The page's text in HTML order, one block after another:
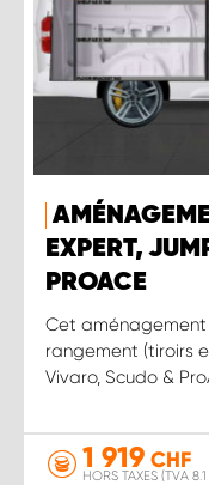
EXPERT,
PROACE
Cet
rangement (tiroirs
Vivaro, Scudo &
1 919 CHF
HORS TAXES (TVA 8.1